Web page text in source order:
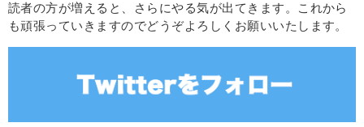
読者の方が増えると、さらにやる気が出てきます。これから
も頑張っていきますのでどうぞよろしくお願いいたします。